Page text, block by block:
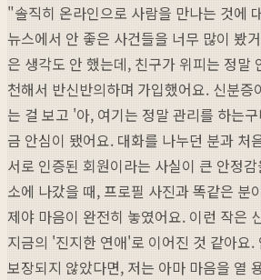
"솔직히 온라인으로 사람을 만나는 것에
뉴스에서 안 좋은 사건들을 너무 많이 봤
은 생각도 안 했는데, 친구가 위피는 정말
천해서 반신반의하며 가입했어요. 신분증
는 걸 보고 '아, 여기는 정말 관리를 하는
금 안심이 됐어요. 대화를 나누던 분과 처
서로 인증된 회원이라는 사실이 큰 안정
소에 나갔을 때, 프로필 사진과 똑같은 분
제야 마음이 완전히 놓였어요. 이런 작은
지금의 '진지한 연애'로 이어진 것 같아요.
보장되지 않았다면, 저는 아마 마음을 열